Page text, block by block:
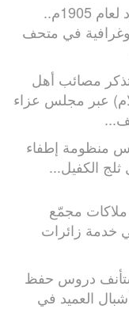
من بينها لقطة تعود لعام 1905م..
في متحف
مصائب أهل
عبر مجلس عزاء
منظومة إطفاء
الكفيل...
ملاكات مجمّع
خدمة زائرات
دروس حفظ
العميد في